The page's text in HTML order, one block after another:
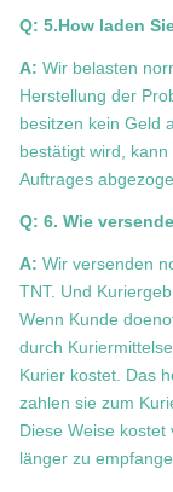
Q: 5.How laden
A: Wir belasten
Herstellung der
besitzen kein Geld
bestätigt wird,
Auftrages
Q: 6. Wie
A: Wir versenden
TNT. Und
Wenn Kunde
durch
Kurier kostet. Das
zahlen sie zum
Diese Weise kostet
länger zu